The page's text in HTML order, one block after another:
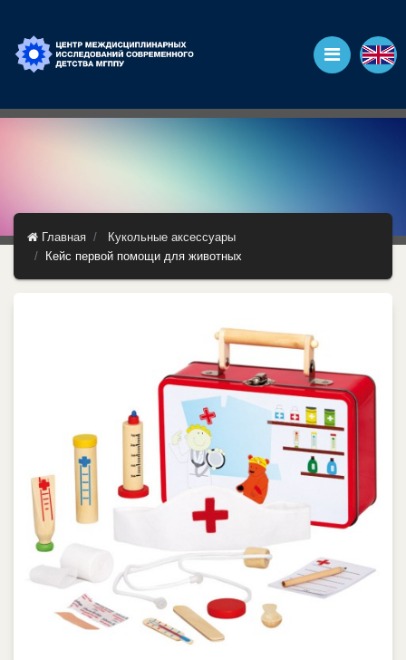
Главная
Кукольные аксессуары
Кейс первой помощи для животных